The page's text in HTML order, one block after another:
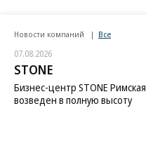
Новости компаний Все
07.08.2026
STONE
Бизнес-центр STONE Римская
возведен в полную высоту